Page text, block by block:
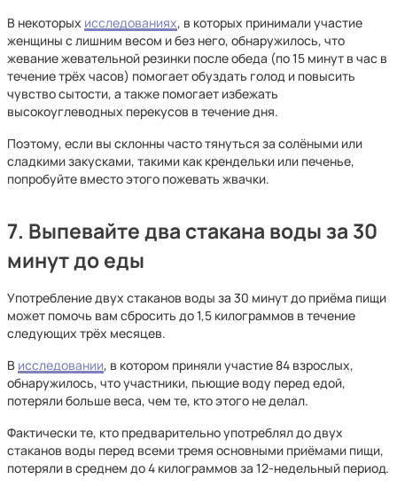
В некоторых исследованиях, в которых принимали участие
женщины с лишним весом и без него, обнаружилось, что
жевание жевательной резинки после обеда (по 15 минут в час в
течение трёх часов) помогает обуздать голод и повысить
чувство сытости, а также помогает избежать
высокоуглеводных перекусов в течение дня.
Поэтому, если вы склонны часто тянуться за солёными или
сладкими закусками, такими как крендельки или печенье,
попробуйте вместо этого пожевать жвачки.
7. Выпевайте два стакана воды за 30
минут до еды
Употребление двух стаканов воды за 30 минут до приёма пищи
может помочь вам сбросить до 1,5 килограммов в течение
следующих трёх месяцев.
В исследовании, в котором приняли участие 84 взрослых,
обнаружилось, что участники, пьющие воду перед едой,
потеряли больше веса, чем те, кто этого не делал.
Фактически те, кто предварительно употреблял до двух
стаканов воды перед всеми тремя основными приёмами пищи,
потеряли в среднем до 4 килограммов за 12-недельный период.